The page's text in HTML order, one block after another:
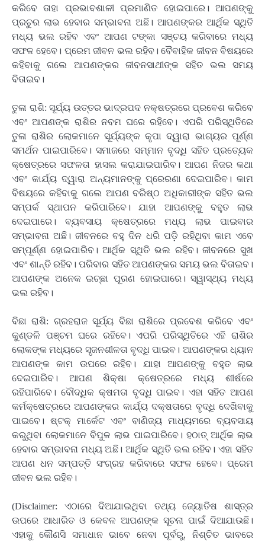
କରିବେ ତାହା ପ୍ରଭାବଶାଳୀ ପ୍ରମାଣିତ ହୋଇପାରେ। ଆପଣଙ୍କୁ
ପ୍ରଚୁର ଲାଭ ହେବାର ସମ୍ଭାବନା ଅଛି। ଆପଣଙ୍କର ଆର୍ଥିକ ସ୍ଥିତି
ମଧ୍ୟ ଭଲ ରହିବ ଏବଂ ଆପଣ ଟଙ୍କା ସଞ୍ଚୟ କରିବାରେ ମଧ୍ୟ
ସଫଳ ହେବେ। ପ୍ରେମ ଜୀବନ ଭଲ ରହିବ। ବୈବାହିକ ଜୀବନ ବିଷୟରେ
କହିବାକୁ ଗଲେ ଆପଣଙ୍କର ଜୀବନସାଥୀଙ୍କ ସହିତ ଭଲ ସମୟ
ବିତାଇବ।
ତୁଳା ରାଶି: ସୂର୍ଯ୍ୟ ଉତ୍ତର ଭାଦ୍ରପଦ ନକ୍ଷତ୍ରରେ ପ୍ରବେଶ କରିବେ
ଏବଂ ଆପଣଙ୍କ ରାଶିର ନବମ ଘରେ ରହିବେ। ଏପରି ପରିସ୍ଥିତିରେ
ତୁଳା ରାଶିର ଲୋକମାନେ ସୂର୍ଯ୍ୟଙ୍କ କୃପା ଦ୍ୱାରା ଭାଗ୍ୟର ପୂର୍ଣ୍ଣ
ସମର୍ଥନ ପାଇପାରିବେ। ସମାଜରେ ସମ୍ମାନ ବୃଦ୍ଧି ସହିତ ପ୍ରତ୍ୟେକ
କ୍ଷେତ୍ରରେ ସଫଳତା ହାସଲ କରାଯାଇପାରିବ। ଆପଣ ନିଜର କଥା
ଏବଂ କାର୍ଯ୍ୟ ଦ୍ୱାରା ଅନ୍ୟମାନଙ୍କୁ ପ୍ରେରଣା ଦେଇପାରିବ। କାମ
ବିଷୟରେ କହିବାକୁ ଗଲେ ଆପଣ ବରିଷ୍ଠ ଅଧିକାରୀଙ୍କ ସହିତ ଭଲ
ସମ୍ପର୍କ ସ୍ଥାପନ କରିପାରିବେ। ଯାହା ଆପଣଙ୍କୁ ବହୁତ ଲାଭ
ଦେଇପାରେ। ବ୍ୟବସାୟ କ୍ଷେତ୍ରରେ ମଧ୍ୟ ଲାଭ ପାଇବାର
ସମ୍ଭାବନା ଅଛି। ଜୀବନରେ ବହୁ ଦିନ ଧରି ପଡ଼ି ରହିଥିବା କାମ ଏବେ
ସମ୍ପୂର୍ଣ୍ଣ ହୋଇପାରିବ। ଆର୍ଥିକ ସ୍ଥିତି ଭଲ ରହିବ। ଜୀବନରେ ସୁଖ
ଏବଂ ଶାନ୍ତି ରହିବ। ପରିବାର ସହିତ ଆପଣଙ୍କର ସମୟ ଭଲ ବିତାଇବ।
ଆପଣଙ୍କ ଅନେକ ଇଚ୍ଛା ପୂରଣ ହୋଇପାରେ। ସ୍ୱାସ୍ଥ୍ୟ ମଧ୍ୟ
ଭଲ ରହିବ।
ବିଛା ରାଶି: ଗ୍ରହରାଜ ସୂର୍ଯ୍ୟ ବିଛା ରାଶିରେ ପ୍ରବେଶ କରିବେ ଏବଂ
କୁଣ୍ଡଳି ପଞ୍ଚମ ଘରେ ରହିବେ। ଏପରି ପରିସ୍ଥିତିରେ ଏହି ରାଶିର
ଲୋକଙ୍କ ମଧ୍ୟରେ ସୃଜନଶୀଳତା ବୃଦ୍ଧି ପାଇବ। ଆପଣଙ୍କର ଧ୍ୟାନ
ଆପଣଙ୍କ କାମ ଉପରେ ରହିବ। ଯାହା ଆପଣଙ୍କୁ ବହୁତ ଲାଭ
ଦେଇପାରିବ। ଆପଣ ଶିକ୍ଷା କ୍ଷେତ୍ରରେ ମଧ୍ୟ ଶୀର୍ଷରେ
ରହିପାରିବେ। ବୌଦ୍ଧିକ କ୍ଷମତା ବୃଦ୍ଧି ପାଇବ। ଏହା ସହିତ ଆପଣ
କର୍ମକ୍ଷେତ୍ରରେ ଆପଣଙ୍କର କାର୍ଯ୍ୟ ଦକ୍ଷତାରେ ବୃଦ୍ଧି ଦେଖିବାକୁ
ପାଇବେ। ଷ୍ଟକ୍ ମାର୍କେଟ ଏବଂ ବାଣିଜ୍ୟ ମାଧ୍ୟମରେ ବ୍ୟବସାୟ
କରୁଥିବା ଲୋକମାନେ ବିପୁଳ ଲାଭ ପାଇପାରିବେ। ହଠାତ୍ ଆର୍ଥିକ ଲାଭ
ହେବାର ସମ୍ଭାବନା ମଧ୍ୟ ଅଛି। ଆର୍ଥିକ ସ୍ଥିତି ଭଲ ରହିବ। ଏହା ସହିତ
ଆପଣ ଧନ ସମ୍ପତ୍ତି ସଂଗ୍ରହ କରିବାରେ ସଫଳ ହେବେ। ପ୍ରେମ
ଜୀବନ ଭଲ ରହିବ।
(Disclaimer: ଏଠାରେ ଦିଆଯାଇଥିବା ତଥ୍ୟ ଜ୍ୟୋତିଷ ଶାସ୍ତ୍ର
ଉପରେ ଆଧାରିତ ଓ କେବଳ ଆପଣଙ୍କ ସୂଚନା ପାଇଁ ଦିଆଯାଉଛି।
ଏହାକୁ କୌଣସି ସମାଧାନ ଭାବେ ନେବା ପୂର୍ବରୁ, ନିଶ୍ଚିତ ଭାବରେ